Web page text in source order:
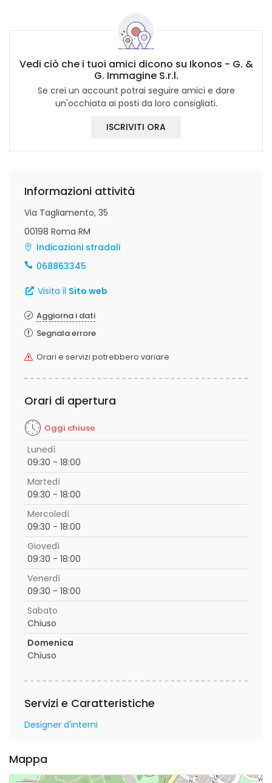
Vedi ciò che i tuoi amici dicono su Ikonos - G. &
G. Immagine S.r.l.
Se crei un account potrai seguire amici e dare
un'occhiata ai posti da loro consigliati.
ISCRIVITI ORA
Informazioni attività
Via Tagliamento, 35
00198 Roma RM
Indicazioni stradali
068863345
Visita il Sito web
Aggiorna i dati
Segnala errore
Orari e servizi potrebbero variare
Orari di apertura
Oggi chiuso
Lunedì
09:30 - 18:00
Martedì
09:30 - 18:00
Mercoledì
09:30 - 18:00
Giovedì
09:30 - 18:00
Venerdì
09:30 - 18:00
Sabato
Chiuso
Domenica
Chiuso
Servizi e Caratteristiche
Designer d'interni
Mappa